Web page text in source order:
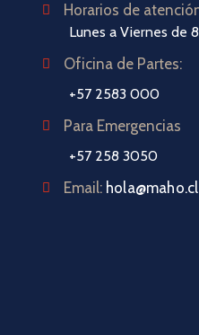
Horarios de
Lunes a Viernes de
Oficina de Partes:
+57 2583 000
Para Emergencias
+57 258 3050
Email: hola@maho.cl